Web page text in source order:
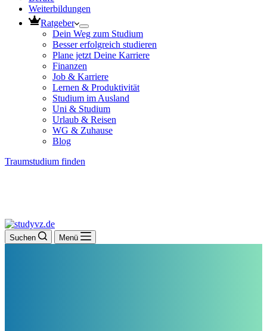
Weiterbildungen
Ratgeber
Dein Weg zum Studium
Besser erfolgreich studieren
Plane jetzt Deine Karriere
Finanzen
Job & Karriere
Lernen & Produktivität
Studium im Ausland
Uni & Studium
Urlaub & Reisen
WG & Zuhause
Blog
Traumstudium finden
Suchen Menü